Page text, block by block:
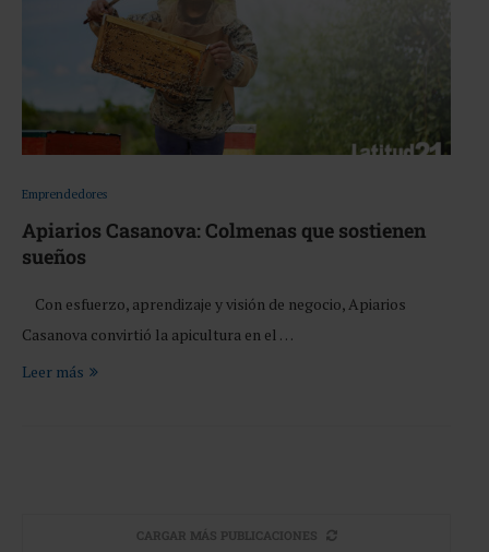
Emprendedores
Apiarios Casanova: Colmenas que sostienen
sueños
Con esfuerzo, aprendizaje y visión de negocio, Apiarios
Casanova convirtió la apicultura en el …
Leer más
CARGAR MÁS PUBLICACIONES